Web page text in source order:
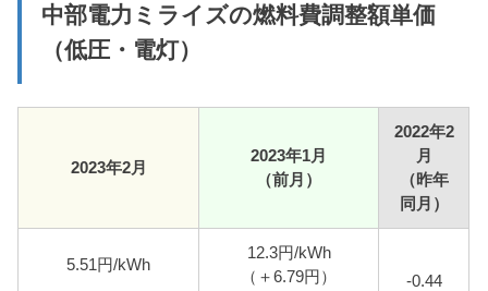
中部電力ミライズの燃料費調整額単価
（低圧・電灯）
2023年2月
2023年1月
（前月）
2022年2
月
（昨年
同月）
5.51円/kWh
12.3円/kWh
（＋6.79円）
-0.44